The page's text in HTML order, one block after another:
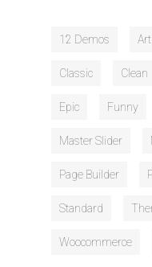
12 Demos Art
Classic Clean
Epic Funny
Master Slider
Page Builder
Standard
Woocommerce